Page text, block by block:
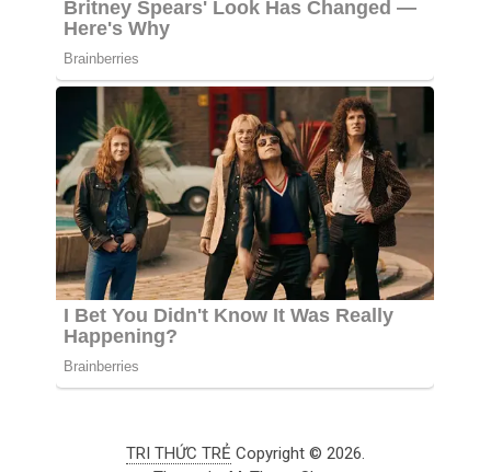
TRI THỨC TRẺ Copyright © 2026.